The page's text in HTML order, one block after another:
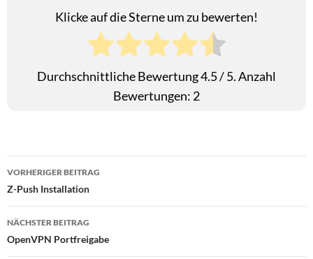
Klicke auf die Sterne um zu bewerten!
Durchschnittliche Bewertung4.5/ 5. Anzahl
Bewertungen: 2
Beitragsnavigation
VORHERIGER BEITRAG
Z-Push Installation
NÄCHSTER BEITRAG
OpenVPN Portfreigabe